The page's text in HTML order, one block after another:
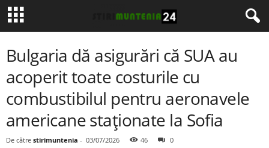
Bulgaria dă asigurări că SUA au
acoperit toate costurile cu
combustibilul pentru aeronavele
americane staționate la Sofia
De către stirimuntenia - 03/07/2026 46 0